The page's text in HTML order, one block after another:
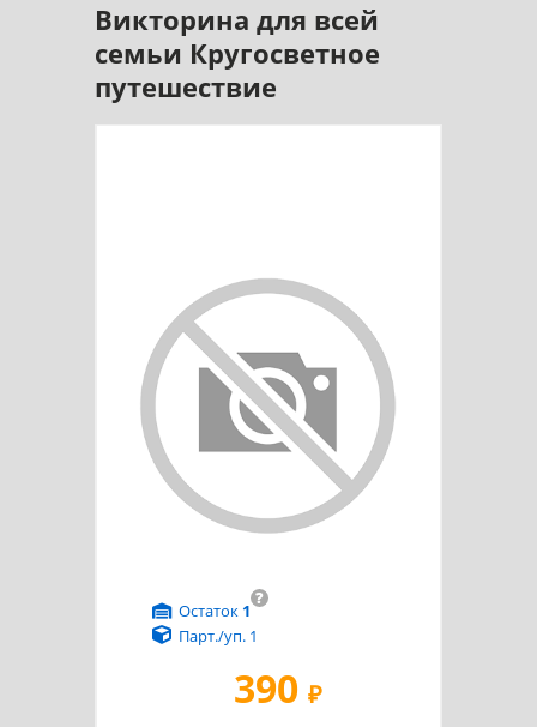
Викторина для всей
семьи Кругосветное
путешествие
390 ₽
?
Остаток 1
Парт./уп. 1